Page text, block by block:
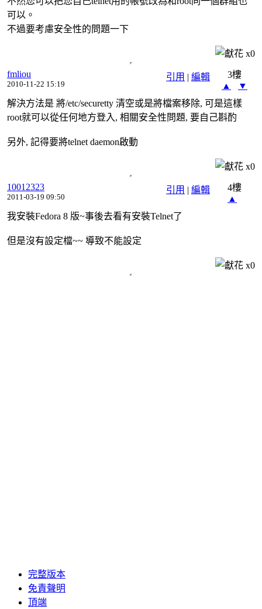
可以。
不過要考慮安全性的問題一下
x0
引用 | 編輯
fmliou
2010-11-22 15:19
3樓
▲
▼
解決方法是 將/etc/securetty 清空或是將檔案移除, 可是這樣
root就可以從任何地方登入, 相關安全性問題, 要自己斟酌
另外, 記得要將telnet daemon啟動
x0
引用 | 編輯
10012323
2011-03-19 09:50
4樓
▲
我安裝Fedora 8 版~事後去看有安裝Telnet了
但是沒有設定檔~~ 導致不能設定
x0
完整版本
免責聲明
頂端